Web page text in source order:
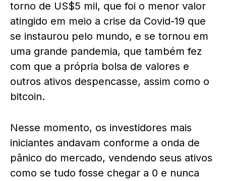
torno de US$5 mil, que foi o menor valor
atingido em meio a crise da Covid-19 que
se instaurou pelo mundo, e se tornou em
uma grande pandemia, que também fez
com que a própria bolsa de valores e
outros ativos despencasse, assim como o
bitcoin.
Nesse momento, os investidores mais
iniciantes andavam conforme a onda de
pânico do mercado, vendendo seus ativos
como se tudo fosse chegar a 0 e nunca